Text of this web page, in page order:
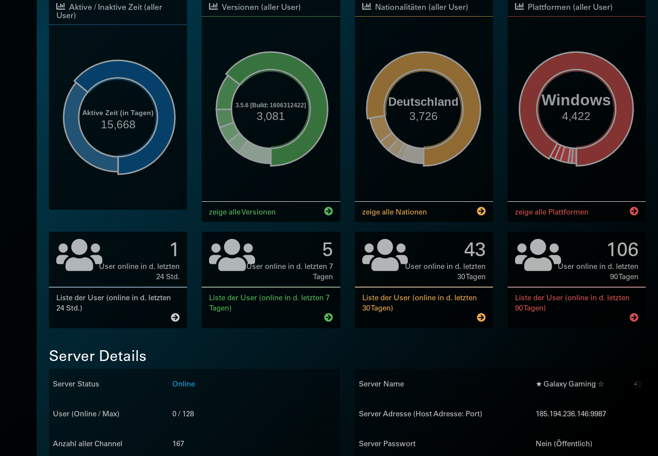
Aktive / Inaktive Zeit (aller
User)
Aktive Zeit (in Tagen)
15,668
Versionen (aller User)
3.5.6 [Build: 1606312422]
3,081
zeige alle Versionen
Nationalitäten (aller User)
Deutschland
3,726
zeige alle Nationen
Plattformen (aller User)
Windows
4,422
zeige alle Plattformen
1
User online in d. letzten
24 Std.
Liste der User (online in d. letzten
24 Std.)
5
User online in d. letzten 7
Tagen
Liste der User (online in d. letzten 7
Tagen)
43
User online in d. letzten
30 Tagen
Liste der User (online in d. letzten
30 Tagen)
106
User online in d. letzten
90 Tagen
Liste der User (online in d. letzten
90 Tagen)
Server Details
Server Status Online
User (Online / Max) 0 / 128
Anzahl aller Channel 167
Server Name ★ Galaxy Gaming ☆
Server Adresse (Host Adresse: Port) 185.194.236.146:9987
Server Passwort Nein (Öffentlich)